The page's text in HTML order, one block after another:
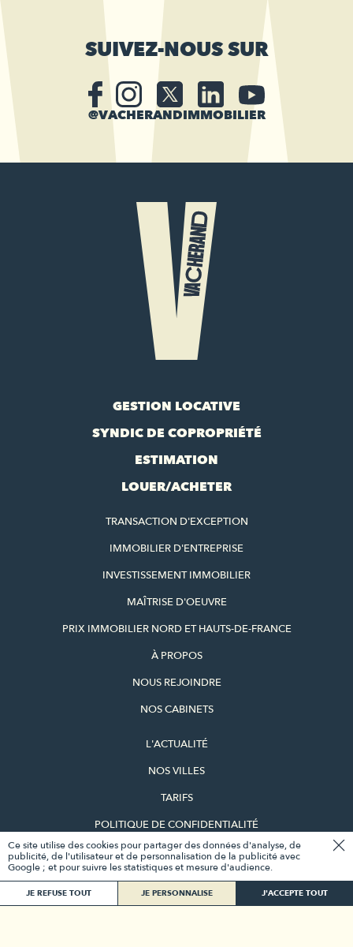
SUIVEZ-NOUS SUR
@VACHERANDIMMOBILIER
GESTION LOCATIVE
SYNDIC DE COPROPRIÉTÉ
ESTIMATION
LOUER/ACHETER
TRANSACTION D'EXCEPTION
IMMOBILIER D'ENTREPRISE
INVESTISSEMENT IMMOBILIER
MAÎTRISE D'OEUVRE
PRIX IMMOBILIER NORD ET HAUTS-DE-FRANCE
À PROPOS
NOUS REJOINDRE
NOS CABINETS
L'ACTUALITÉ
NOS VILLES
TARIFS
POLITIQUE DE CONFIDENTIALITÉ
MENTIONS LÉGALES
GESTION DES COOKIES
Ce site utilise des cookies pour partager des données d'analyse, de
publicité, de l'utilisateur et de personnalisation de la publicité avec
Google ; et pour suivre les statistiques et mesure d'audience.
JE REFUSE TOUT JE PERSONNALISE J'ACCEPTE TOUT